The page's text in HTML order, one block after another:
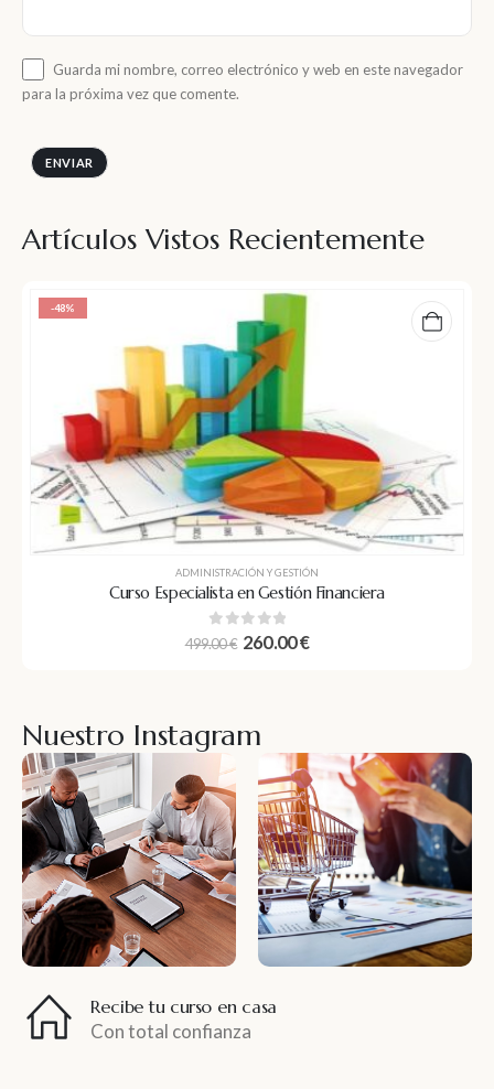
Guarda mi nombre, correo electrónico y web en este navegador
para la próxima vez que comente.
Artículos Vistos Recientemente
-48%
ADMINISTRACIÓN Y GESTIÓN
Curso Especialista en Gestión Financiera
0out of 5
499.00€ 260.00€
Nuestro Instagram
Recibe tu curso en casa
Con total confianza